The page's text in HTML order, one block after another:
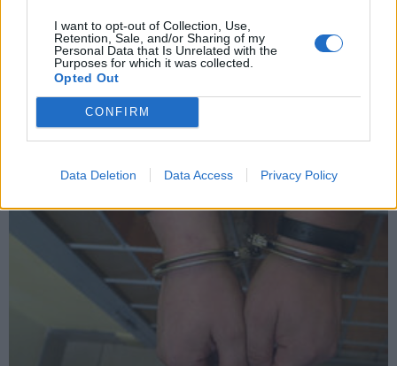
I want to opt-out of Collection, Use,
Retention, Sale, and/or Sharing of my
Personal Data that Is Unrelated with the
Purposes for which it was collected.
Opted Out
CONFIRM
Data Deletion Data Access Privacy Policy
Kriminalai
Jonaviečio kelionė iš Londono: iš orlaivio